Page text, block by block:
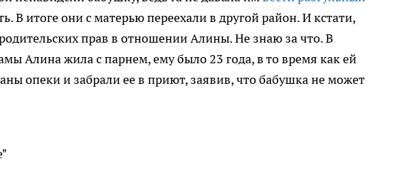
В итоге они с матерью переехали в другой район. И кстати,
прав в отношении Алины. Не знаю за что. В
Алина жила с парнем, ему было 23 года, в то время как ей
опеки и забрали ее в приют, заявив, что бабушка не может